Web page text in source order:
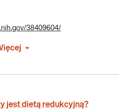
38409604/
jest dietą redukcyjną?